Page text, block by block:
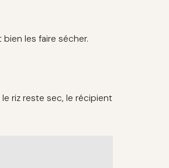
les faire sécher.
riz reste sec, le récipient